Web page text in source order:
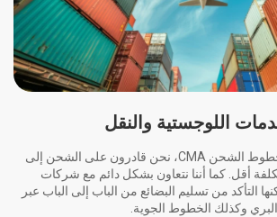
اللوجستية والنقل
بصفتنا عضوًا VIP في خطوط الشحن CMA، نحن قادرون على الشحن إلى
أقل. كما أننا نتعاون بشكل دائم مع شركات
التأكد من تسليم البضائع من الباب إلى الباب عبر
وكذلك الخطوط الجوية.